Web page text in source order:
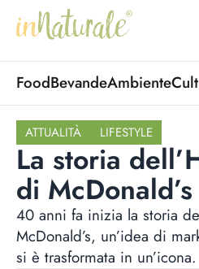
FoodBevandeAmbiente
ATTUALITÀ LIFESTYLE
La storia
di McDonald’s
40 anni fa inizia la storia
McDonald’s, un’idea di
si è trasformata in un’icona.